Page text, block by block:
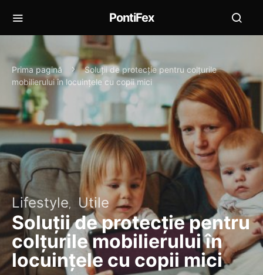
PontiFex
Prima pagină
Soluții de protecție pentru colțurile
mobilierului în locuințele cu copii mici
Lifestyle Utile
Soluții de protecție pentru
colțurile mobilierului în
locuințele cu copii mici